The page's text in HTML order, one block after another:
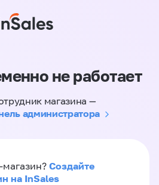
не работает
магазина —
администратора
Создайте
на InSales